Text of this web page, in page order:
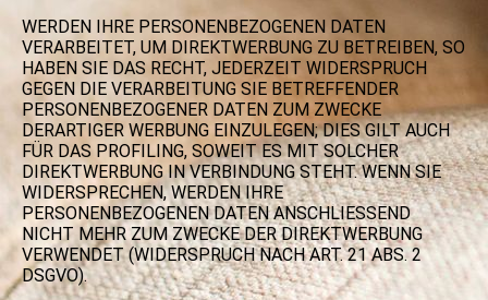
WERDEN IHRE PERSONENBEZOGENEN DATEN
VERARBEITET, UM DIREKTWERBUNG ZU BETREIBEN, SO
HABEN SIE DAS RECHT, JEDERZEIT WIDERSPRUCH
GEGEN DIE VERARBEITUNG SIE BETREFFENDER
PERSONENBEZOGENER DATEN ZUM ZWECKE
DERARTIGER WERBUNG EINZULEGEN; DIES GILT AUCH
FÜR DAS PROFILING, SOWEIT ES MIT SOLCHER
DIREKTWERBUNG IN VERBINDUNG STEHT. WENN SIE
WIDERSPRECHEN, WERDEN IHRE
PERSONENBEZOGENEN DATEN ANSCHLIESSEND
NICHT MEHR ZUM ZWECKE DER DIREKTWERBUNG
VERWENDET (WIDERSPRUCH NACH ART. 21 ABS. 2
DSGVO).